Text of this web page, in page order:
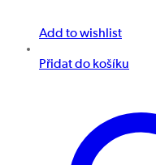
Add to wishlist
Přidat do košíku